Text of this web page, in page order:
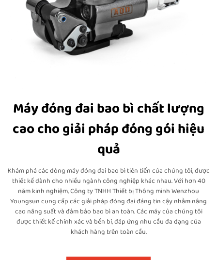
Máy đóng đai bao bì chất lượng
cao cho giải pháp đóng gói hiệu
quả
Khám phá các dòng máy đóng đai bao bì tiên tiến của chúng tôi, được
thiết kế dành cho nhiều ngành công nghiệp khác nhau. Với hơn 40
năm kinh nghiệm, Công ty TNHH Thiết bị Thông minh Wenzhou
Youngsun cung cấp các giải pháp đóng đai đáng tin cậy nhằm nâng
cao năng suất và đảm bảo bao bì an toàn. Các máy của chúng tôi
được thiết kế chính xác và bền bỉ, đáp ứng nhu cầu đa dạng của
khách hàng trên toàn cầu.